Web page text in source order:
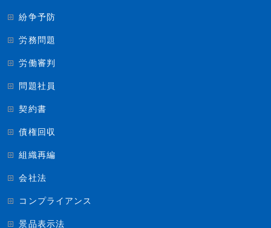
紛争予防
労務問題
労働審判
問題社員
契約書
債権回収
組織再編
会社法
コンプライアンス
景品表示法